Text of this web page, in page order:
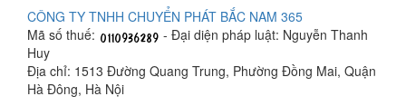
CÔNG TY TNHH CHUYỂN PHÁT BẮC NAM 365
Mã số thuế:
- Đại diện pháp luật: Nguyễn Thanh
Huy
Địa chỉ: 1513 Đường Quang Trung, Phường Đồng Mai, Quận
Hà Đông, Hà Nội